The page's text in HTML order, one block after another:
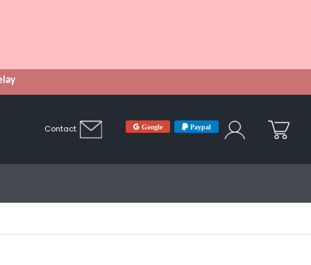
Contact Google Paypal